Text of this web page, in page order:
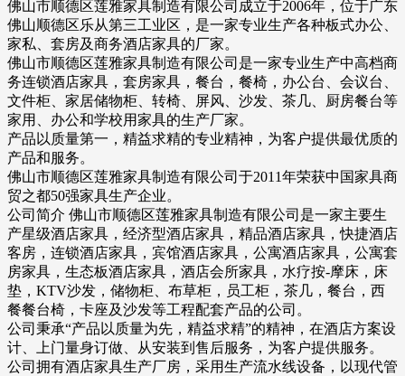
佛山市顺德区莲雅家具制造有限公司成立于2006年，位于广东
佛山顺德区乐从第三工业区，是一家专业生产各种板式办公、
家私、套房及商务酒店家具的厂家。
佛山市顺德区莲雅家具制造有限公司是一家专业生产中高档商
务连锁酒店家具，套房家具，餐台，餐椅，办公台、会议台、
文件柜、家居储物柜、转椅、屏风、沙发、茶几、厨房餐台等
家用、办公和学校用家具的生产厂家。
产品以质量第一，精益求精的专业精神，为客户提供最优质的
产品和服务。
佛山市顺德区莲雅家具制造有限公司于2011年荣获中国家具商
贸之都50强家具生产企业。
公司简介 佛山市顺德区莲雅家具制造有限公司是一家主要生
产星级酒店家具，经济型酒店家具，精品酒店家具，快捷酒店
客房，连锁酒店家具，宾馆酒店家具，公寓酒店家具，公寓套
房家具，生态板酒店家具，酒店会所家具，水疗按-摩床，床
垫，KTV沙发，储物柜、布草柜，员工柜，茶几，餐台，西
餐餐台椅，卡座及沙发等工程配套产品的公司。
公司秉承“产品以质量为先，精益求精”的精神，在酒店方案设
计、上门量身订做、从安装到售后服务，为客户提供服务。
公司拥有酒店家具生产厂房，采用生产流水线设备，以现代管